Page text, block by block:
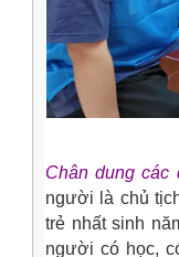
Chân dung các
người là chủ
trẻ nhất sinh
người có học,